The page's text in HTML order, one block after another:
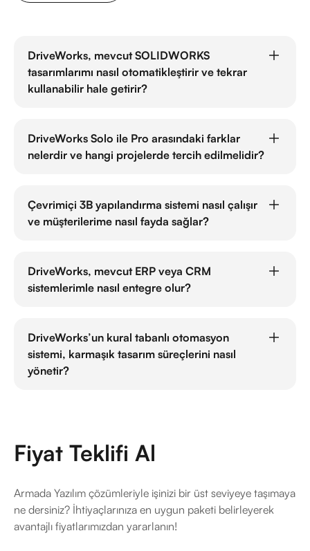
DriveWorks, mevcut SOLIDWORKS
tasarımlarımı nasıl otomatikleştirir ve tekrar
kullanabilir hale getirir?
kurallara göre parçalar, montajlar ve teknik resimler
yeniden oluşturulur, böylece tekrarlayan işlerden
DriveWorks Solo ile Pro arasındaki farklar
nelerdir ve hangi projelerde tercih edilmelidir?
sunarken, DriveWorks Pro, büyük ölçekli projeler için
çevrimiçi 3B ürün yapılandırma ve ERP/CRM entegrasyonu
Çevrimiçi 3B yapılandırma sistemi nasıl çalışır
ve müşterilerime nasıl fayda sağlar?
entegre olur. Bu, üretim süreçlerinin ve müşteri verilerinin
otomatik olarak senkronize edilmesini sağlar.
DriveWorks, mevcut ERP veya CRM
sistemlerimle nasıl entegre olur?
entegre olur. Bu, üretim süreçlerinin ve müşteri verilerinin
otomatik olarak senkronize edilmesini sağlar.
DriveWorks’un kural tabanlı otomasyon
sistemi, karmaşık tasarım süreçlerini nasıl
yönetir?
Fiyat Teklifi Al
Armada Yazılım çözümleriyle işinizi bir üst seviyeye taşımaya
ne dersiniz? İhtiyaçlarınıza en uygun paketi belirleyerek
avantajlı fiyatlarımızdan yararlanın!